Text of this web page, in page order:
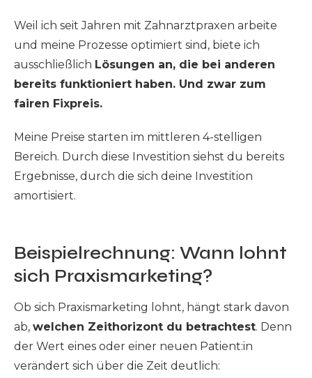
Weil ich seit Jahren mit Zahnarztpraxen arbeite
und meine Prozesse optimiert sind, biete ich
ausschließlich Lösungen an, die bei anderen
bereits funktioniert haben. Und zwar zum
fairen Fixpreis.
Meine Preise starten im mittleren 4-stelligen
Bereich. Durch diese Investition siehst du bereits
Ergebnisse, durch die sich deine Investition
amortisiert.
Beispielrechnung: Wann lohnt
sich Praxismarketing?
Ob sich Praxismarketing lohnt, hängt stark davon
ab, welchen Zeithorizont du betrachtest. Denn
der Wert eines oder einer neuen Patient:in
verändert sich über die Zeit deutlich: